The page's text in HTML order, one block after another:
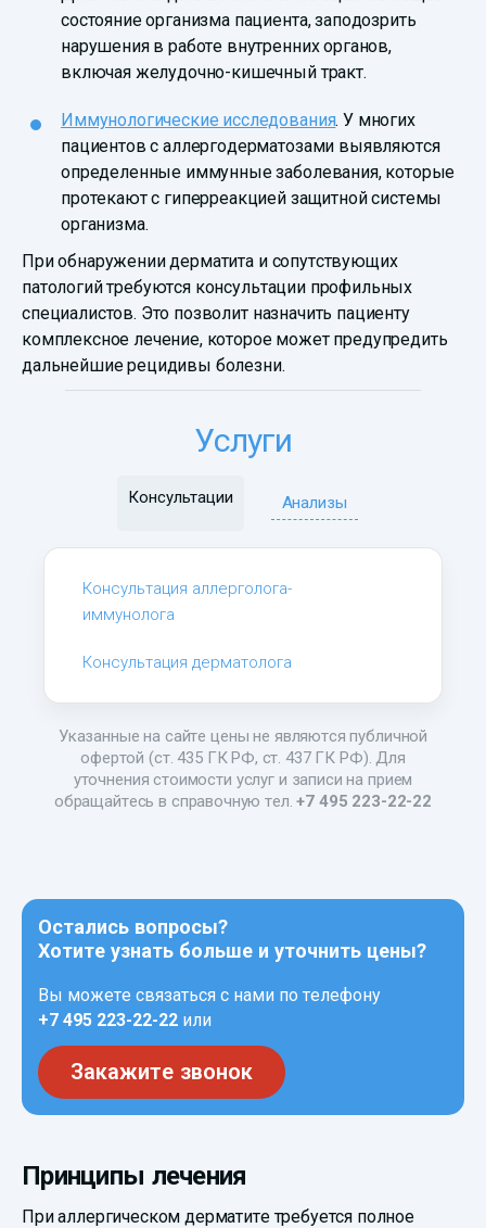
состояние организма пациента, заподозрить
нарушения в работе внутренних органов,
включая желудочно-кишечный тракт.
Иммунологические исследования. У многих
пациентов с аллергодерматозами выявляются
определенные иммунные заболевания, которые
протекают с гиперреакцией защитной системы
организма.
При обнаружении дерматита и сопутствующих
патологий требуются консультации профильных
специалистов. Это позволит назначить пациенту
комплексное лечение, которое может предупредить
дальнейшие рецидивы болезни.
Услуги
Консультации Анализы
Консультация аллерголога-
иммунолога
Консультация дерматолога
Указанные на сайте цены не являются публичной
офертой (ст. 435 ГК РФ, ст. 437 ГК РФ). Для
уточнения стоимости услуг и записи на прием
обращайтесь в справочную тел.+7 495 223-22-22
Остались вопросы?
Хотите узнать больше и уточнить цены?
Вы можете связаться с нами по телефону
+7 495 223-22-22 или
Закажите звонок
Принципы лечения
При аллергическом дерматите требуется полное